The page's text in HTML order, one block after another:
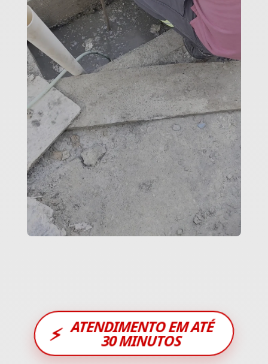
⚡ ATENDIMENTO EM ATÉ
30 MINUTOS